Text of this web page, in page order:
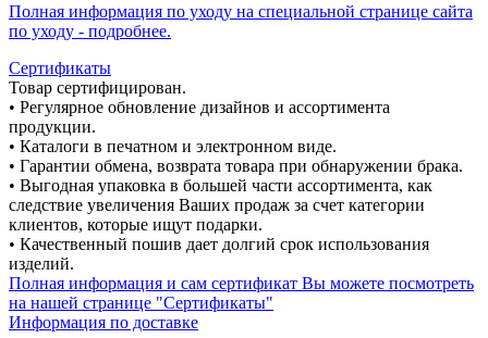
Полная информация по уходу на специальной странице сайта
по уходу - подробнее.
Сертификаты
Товар сертифицирован.
• Регулярное обновление дизайнов и ассортимента
продукции.
• Каталоги в печатном и электронном виде.
• Гарантии обмена, возврата товара при обнаружении брака.
• Выгодная упаковка в большей части ассортимента, как
следствие увеличения Ваших продаж за счет категории
клиентов, которые ищут подарки.
• Качественный пошив дает долгий срок использования
изделий.
Полная информация и сам сертификат Вы можете посмотреть
на нашей странице "Сертификаты"
Информация по доставке